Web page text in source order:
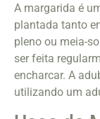
A margarida é
plantada tanto
pleno ou meia-
ser feita
encharcar. A
utilizando um